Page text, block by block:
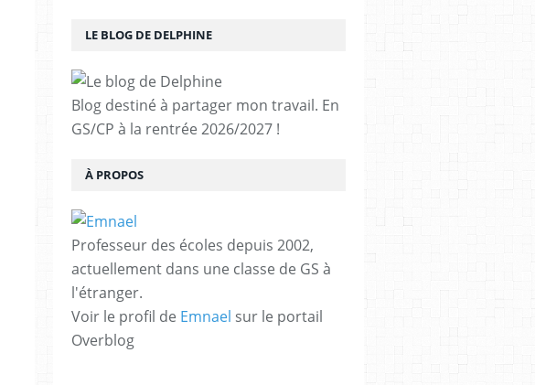
LE BLOG DE DELPHINE
Blog destiné à partager mon travail. En
GS/CP à la rentrée 2026/2027 !
À PROPOS
Professeur des écoles depuis 2002,
actuellement dans une classe de GS à
l'étranger.
Voir le profil de Emnael sur le portail
Overblog